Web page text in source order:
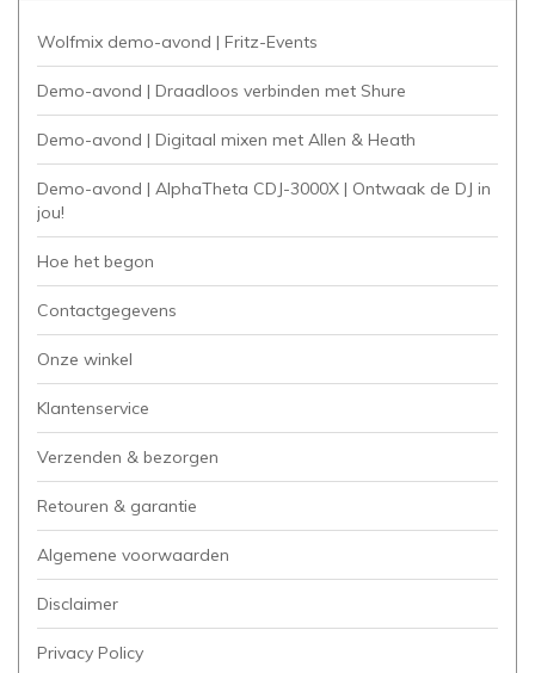
Wolfmix demo-avond | Fritz-Events
Demo-avond | Draadloos verbinden met Shure
Demo-avond | Digitaal mixen met Allen & Heath
Demo-avond | AlphaTheta CDJ-3000X | Ontwaak de DJ in
jou!
Hoe het begon
Contactgegevens
Onze winkel
Klantenservice
Verzenden & bezorgen
Retouren & garantie
Algemene voorwaarden
Disclaimer
Privacy Policy